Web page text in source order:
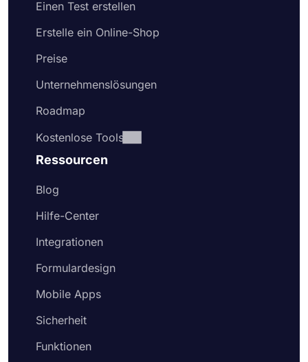
Einen Test erstellen
Erstelle ein Online-Shop
Preise
Unternehmenslösungen
Roadmap
Kostenlose Tools
Ressourcen
Blog
Hilfe-Center
Integrationen
Formulardesign
Mobile Apps
Sicherheit
Funktionen